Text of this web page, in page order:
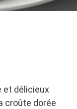
et délicieux
croûte dorée